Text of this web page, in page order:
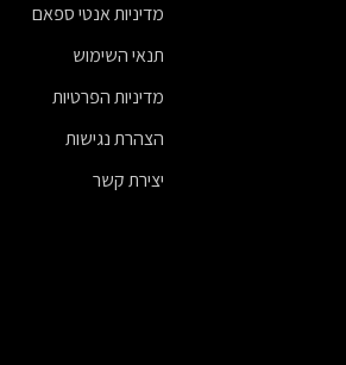
מדיניות אנטי ספאם
תנאי השימוש
מדיניות הפרטיות
הצהרת נגישות
יצירת קשר